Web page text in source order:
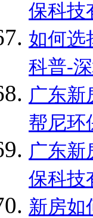
保科技
如何选
科普-
广东新
帮尼环
广东新
保科技
新房如